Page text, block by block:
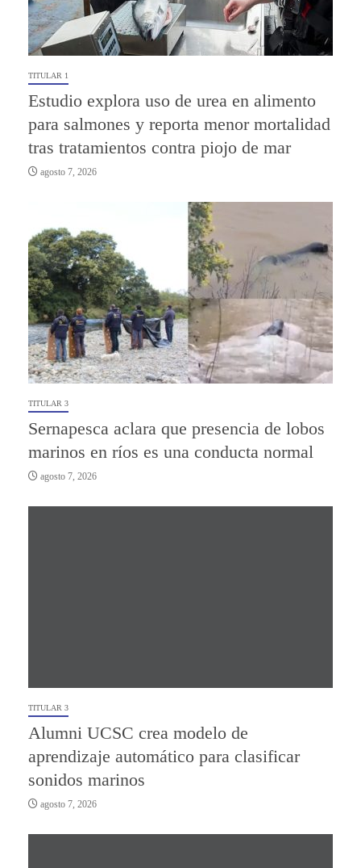
TITULAR 1
Estudio explora uso de urea en alimento
para salmones y reporta menor mortalidad
tras tratamientos contra piojo de mar
agosto 7, 2026
TITULAR 3
Sernapesca aclara que presencia de lobos
marinos en ríos es una conducta normal
agosto 7, 2026
TITULAR 3
Alumni UCSC crea modelo de
aprendizaje automático para clasificar
sonidos marinos
agosto 7, 2026